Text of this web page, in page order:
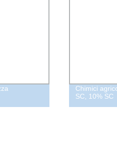
Chimici agricoli insetticida